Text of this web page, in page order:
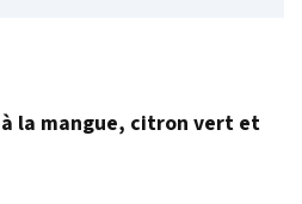
la mangue, citron vert et